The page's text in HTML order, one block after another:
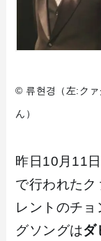
© 류현경（左:クァ
ん）
昨日10月11
で行われたク
レントのチ
グソングはダ